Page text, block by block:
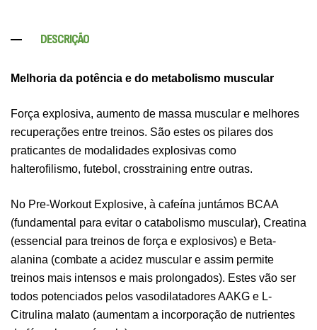
DESCRIÇÃO
Melhoria da potência e do metabolismo muscular
Força explosiva, aumento de massa muscular e melhores
recuperações entre treinos. São estes os pilares dos
praticantes de modalidades explosivas como
halterofilismo, futebol, crosstraining entre outras.
No Pre-Workout Explosive, à cafeína juntámos BCAA
(fundamental para evitar o catabolismo muscular), Creatina
(essencial para treinos de força e explosivos) e Beta-
alanina (combate a acidez muscular e assim permite
treinos mais intensos e mais prolongados). Estes vão ser
todos potenciados pelos vasodilatadores AAKG e L-
Citrulina malato (aumentam a incorporação de nutrientes